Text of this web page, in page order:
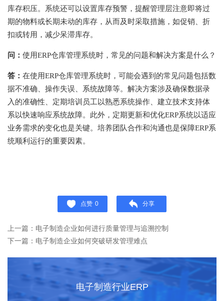
库存积压。系统还可以设置库存预警，提醒管理层注意即将过
期的物料或长期未动的库存，从而及时采取措施，如促销、折
扣或转用，减少呆滞库存。
问： 使用ERP仓库管理系统时，常见的问题和解决方案是什么？
答： 在使用ERP仓库管理系统时，可能会遇到的常见问题包括数
据不准确、操作失误、系统故障等。解决方案涉及确保数据录
入的准确性、定期培训员工以熟悉系统操作、建立技术支持体
系以快速响应系统故障。此外，定期更新和优化ERP系统以适应
业务需求的变化也是关键。培养团队合作和沟通也是保障ERP系
统顺利运行的重要因素。
点赞 0 分享
上一篇：电子制造企业如何进行质量管理与追溯控制
下一篇：电子制造企业如何突破研发管理难点
电子制造行业ERP